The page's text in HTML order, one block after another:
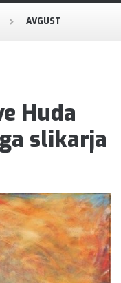
AVGUST
Huda
slikarja